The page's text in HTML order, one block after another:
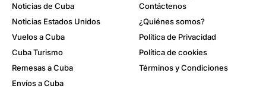
Noticias de Cuba
Noticias Estados Unidos
Vuelos a Cuba
Cuba Turismo
Remesas a Cuba
Envíos a Cuba
Contáctenos
¿Quiénes somos?
Política de Privacidad
Política de cookies
Términos y Condiciones